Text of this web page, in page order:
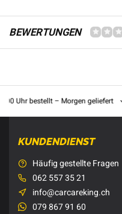
BEWERTUNGEN
Uhr bestellt – Morgen geliefert
KUNDENDIENST
Häufig gestellte Fragen
062 557 35 21
info@carcareking.ch
079 867 91 60